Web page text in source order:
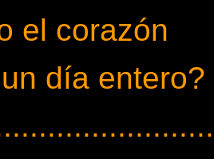
el corazón
día entero?